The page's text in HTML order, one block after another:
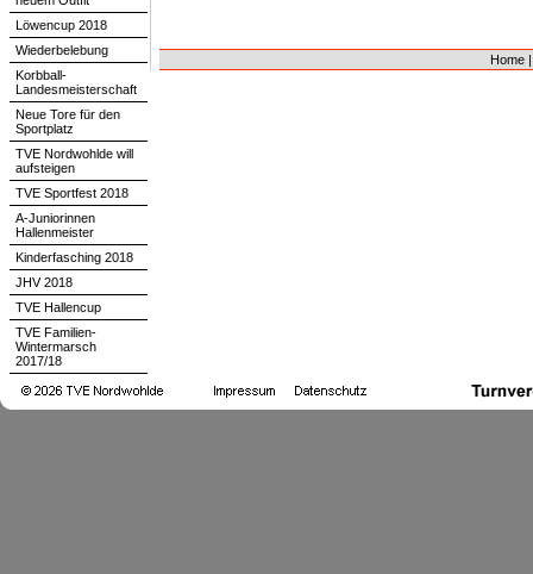
Home |
Löwencup 2018
Wiederbelebung
Korbball-
Landesmeisterschaft
Neue Tore für den
Sportplatz
TVE Nordwohlde will
aufsteigen
TVE Sportfest 2018
A-Juniorinnen
Hallenmeister
Kinderfasching 2018
JHV 2018
TVE Hallencup
TVE Familien-
Wintermarsch
2017/18